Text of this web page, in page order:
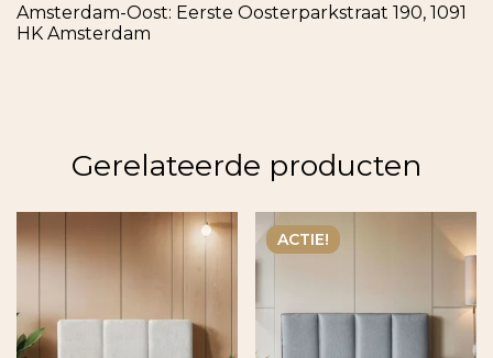
Amsterdam-Oost: Eerste Oosterparkstraat 190, 1091
HK Amsterdam
Gerelateerde producten
ACTIE!